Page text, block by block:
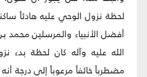
لحظة نزول الوحي عليه هادئاً
أفضل الأنبياء والمرسلين محمد
الله عليه وآله كان لحظة بدء
مضطرباً خائفاً مرعوباً إلى درجة